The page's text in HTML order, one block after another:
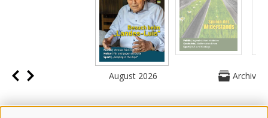
August 2026 Archiv